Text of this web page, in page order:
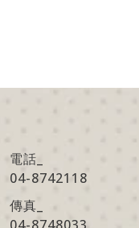
電話_
04-8742118
傳真